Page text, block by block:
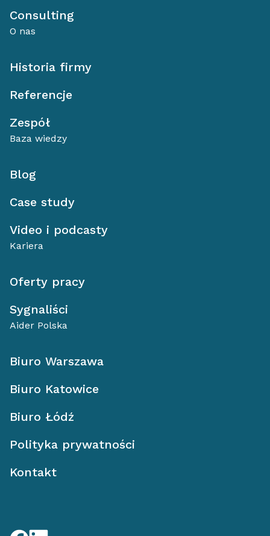
Consulting
O nas
Historia firmy
Referencje
Zespół
Baza wiedzy
Blog
Case study
Video i podcasty
Kariera
Oferty pracy
Sygnaliści
Aider Polska
Biuro Warszawa
Biuro Katowice
Biuro Łódź
Polityka prywatności
Kontakt